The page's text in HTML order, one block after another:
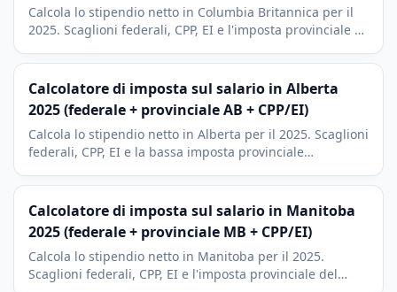
Calcola lo stipendio netto in Columbia Britannica per il
2025. Scaglioni federali, CPP, EI e l'imposta provinciale a
Calcolatore di imposta sul salario in Alberta
2025 (federale + provinciale AB + CPP/EI)
Calcola lo stipendio netto in Alberta per il 2025. Scaglioni
federali, CPP, EI e la bassa imposta provinciale
vantaggiosa del Canada.
Calcolatore di imposta sul salario in Manitoba
2025 (federale + provinciale MB + CPP/EI)
Calcola lo stipendio netto in Manitoba per il 2025.
Scaglioni federali, CPP, EI e l'imposta provinciale del